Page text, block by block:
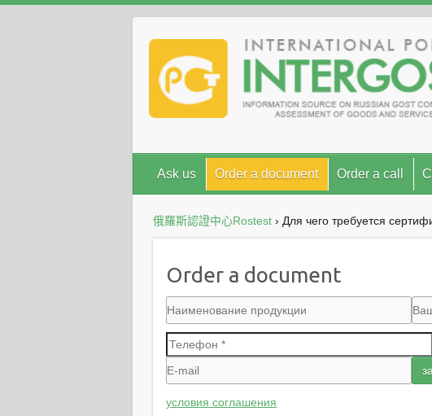
Ask us Order a document Order a call
俄羅斯認證中心Rostest › Для чего требуется
Order a document
условия соглашения